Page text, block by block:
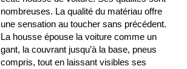
nombreuses. La qualité du matériau offre
une sensation au toucher sans précédent.
La housse épouse la voiture comme un
gant, la couvrant jusqu’à la base, pneus
compris, tout en laissant visibles ses